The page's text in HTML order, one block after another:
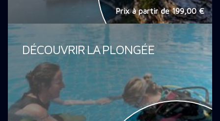
Prix à partir de199,00 €
DÉCOUVRIR LA PLONGÉE